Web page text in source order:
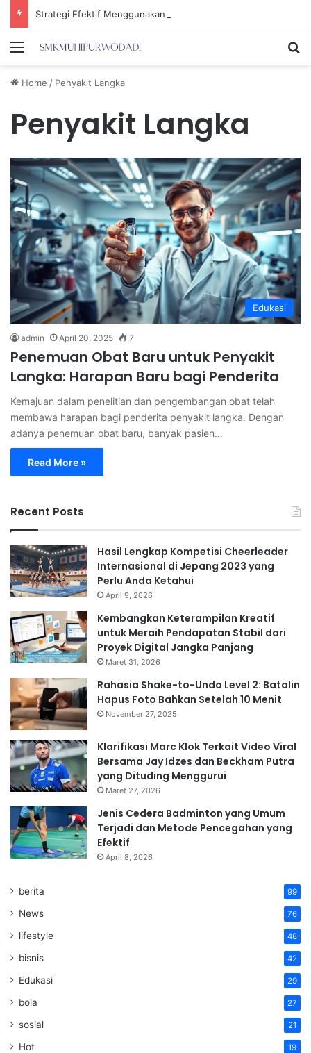
Menu
Home / Penyakit Langka
Penyakit Langka
Edukasi
admin April 20, 2025 7
Penemuan Obat Baru untuk Penyakit
Langka: Harapan Baru bagi Penderita
Kemajuan dalam penelitian dan pengembangan obat telah
membawa harapan bagi penderita penyakit langka. Dengan
adanya penemuan obat baru, banyak pasien…
Read More »
Recent Posts
Hasil Lengkap Kompetisi Cheerleader
Internasional di Jepang 2023 yang
Perlu Anda Ketahui
April 9, 2026
Kembangkan Keterampilan Kreatif
untuk Meraih Pendapatan Stabil dari
Proyek Digital Jangka Panjang
Maret 31, 2026
Rahasia Shake-to-Undo Level 2: Batalin
Hapus Foto Bahkan Setelah 10 Menit
November 27, 2025
Klarifikasi Marc Klok Terkait Video Viral
Bersama Jay Idzes dan Beckham Putra
yang Dituding Menggurui
Maret 27, 2026
Jenis Cedera Badminton yang Umum
Terjadi dan Metode Pencegahan yang
Efektif
April 8, 2026
berita 99
News 76
lifestyle 48
bisnis 42
Edukasi 29
bola 27
sosial 21
Hot 19